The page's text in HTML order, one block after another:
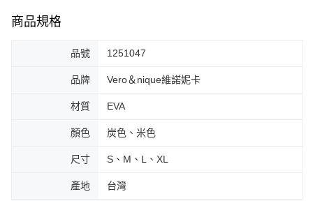
商品規格
品號 1251047
品牌 Vero＆nique維諾妮卡
材質 EVA
顏色 炭色、米色
尺寸 S、M、L、XL
產地 台灣